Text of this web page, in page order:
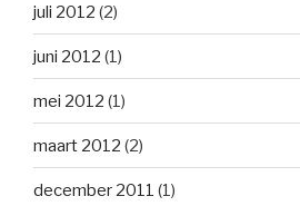
juli 2012 (2)
juni 2012 (1)
mei 2012 (1)
maart 2012 (2)
december 2011 (1)